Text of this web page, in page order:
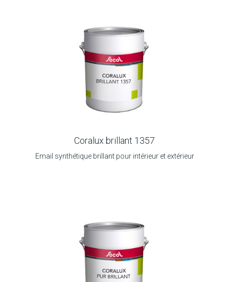
Coralux brillant 1357
Email synthétique brillant pour intérieur et extérieur